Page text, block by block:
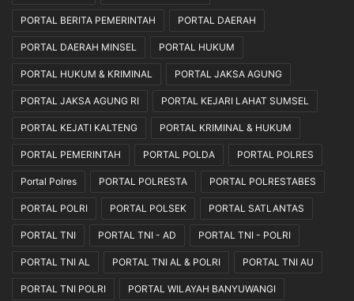
PORTAL BERITA PEMERINTAH PORTAL DAERAH
PORTAL DAERAH MINSEL PORTAL HUKUM
PORTAL HUKUM & KRIMINAL PORTAL JAKSA AGUNG
PORTAL JAKSA AGUNG RI PORTAL KEJARI LAHAT SUMSEL
PORTAL KEJATI KALTENG PORTAL KRIMINAL & HUKUM
PORTAL PEMERINTAH PORTAL POLDA PORTAL POLRES
Portal Polres PORTAL POLRESTA PORTAL POLRESTABES
PORTAL POLRI PORTAL POLSEK PORTAL SATLANTAS
PORTAL TNI PORTAL TNI - AD PORTAL TNI - POLRI
PORTAL TNI AL PORTAL TNI AL & POLRI PORTAL TNI AU
PORTAL TNI POLRI PORTAL WILAYAH BANYUWANGI